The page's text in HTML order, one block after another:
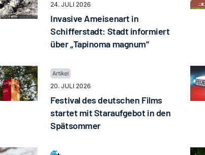
24. JULI 2026
Invasive Ameisenart in
Schifferstadt: Stadt informiert
über „Tapinoma magnum“
20. JULI 2026
Festival des deutschen Films
startet mit Staraufgebot in den
Spätsommer